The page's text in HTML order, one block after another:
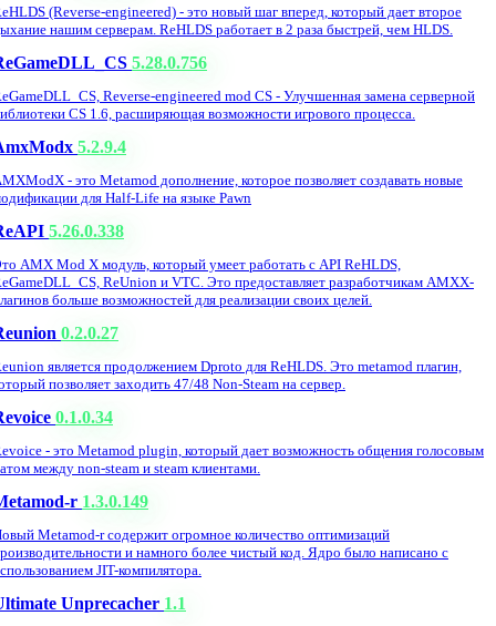
(Reverse-engineered) - это новый шаг вперед, который дает второе
нашим серверам. ReHLDS работает в 2 раза быстрей, чем HLDS.
5.28.0.756
Reverse-engineered mod CS - Улучшенная замена серверной
CS 1.6, расширяющая возможности игрового процесса.
5.2.9.4
- это Metamod дополнение, которое позволяет создавать новые
для Half-Life на языке Pawn
5.26.0.338
AMX Mod X модуль, который умеет работать с API ReHLDS,
ReUnion и VTC. Это предоставляет разработчикам AMXX-
больше возможностей для реализации своих целей.
0.2.0.27
является продолжением Dproto для ReHLDS. Это metamod плагин,
позволяет заходить 47/48 Non-Steam на сервер.
0.1.0.34
- это Metamod plugin, который дает возможность общения голосовым
между non-steam и steam клиентами.
r 1.3.0.149
Metamod-r содержит огромное количество оптимизаций
и намного более чистый код. Ядро было написано с
JIT-компилятора.
Unprecacher 1.1